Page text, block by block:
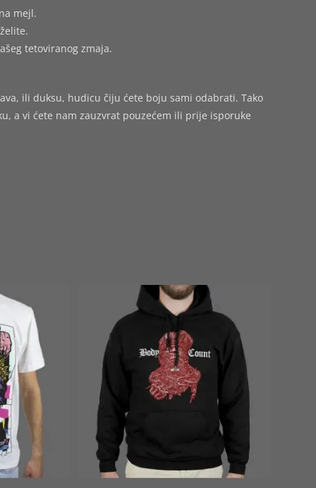
mejl.
tetoviranog zmaja.
ili duksu, hudicu čiju ćete boju sami odabrati. Tako
a vi ćete nam zauzvrat pouzećem ili prije isporuke